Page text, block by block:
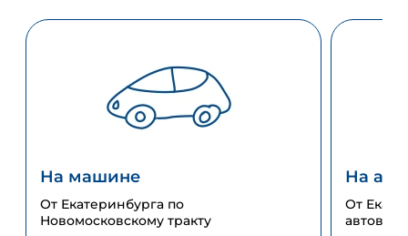
На машине
От Екатеринбурга по
Новомосковскому тракту
На
От